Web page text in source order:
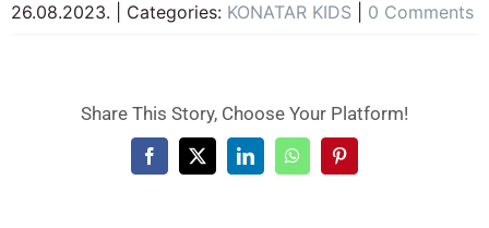
26.08.2023. Categories: KONATAR KIDS 0 Comments
Share This Story, Choose Your Platform!
Facebook
X LinkedInWhatsAppPinterest